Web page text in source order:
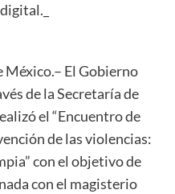
México.– El Gobierno
de la Secretaría de
el “Encuentro de
de las violencias:
con el objetivo de
con el magisterio